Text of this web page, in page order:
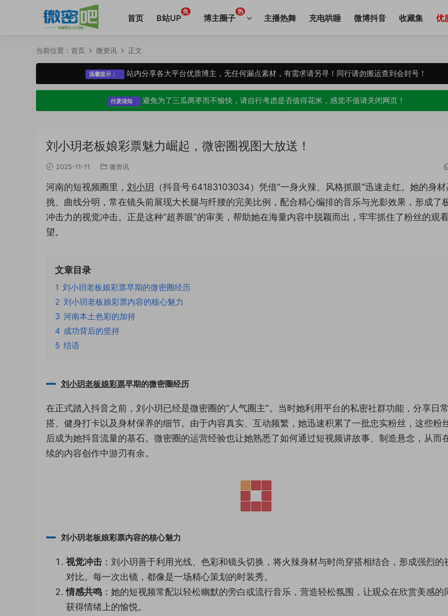
首页 B站UP
免
博主圈子
热
主播热舞 充电哄睡 微博抖音 收藏集 优
当前位置： 首页 微资讯 正文
温馨提示： 站内分享各大平台优质博主，无任何漏点素材，有需求请另寻！同行请勿搬运查到会封号！
付废须知 避免为了三瓜两枣而不愉快，请自行考虑是否值得花米，感觉不值请关闭网页！
刘小玥老板娘彩票魅力崛起，微密圈视图大放送！
2025-11-11 微资讯
河南的短视频圈里， 刘小玥
（抖音号 64183103034）凭借“一身火辣、风格抓眼”迅速走红。她的身材
挑、曲线分明，常在镜头前展现大长腿与纤腰的完美比例，配合精心编排的音乐与光影效果，形成了
冲击力的视觉冲击。正是这种“超养眼”的审美，帮助她在海量内容中脱颖而出，牢牢抓住了粉丝的观
望。
文章目录
1 刘小玥老板娘彩票早期的微密圈经历
2 刘小玥老板娘彩票内容的核心魅力
3 河南本土色彩的加持
4 成功背后的坚持
5 结语
刘小玥老板娘彩票早期的微密圈经历
在正式踏入抖音之前，刘小玥已经是微密圈的“人气圈主”。当时她利用平台的私密社群功能，分享日
搭、健身打卡以及身材保养的细节。由于内容真实、互动频繁，她迅速积累了一批忠实粉丝，这些粉
后成为她抖音流量的基石。微密圈的运营经验也让她熟悉了如何通过短视频讲故事、制造悬念，从而
续的内容创作中游刃有余。
刘小玥老板娘彩票内容的核心魅力
视觉冲击 ：刘小玥善于利用光线、色彩和镜头切换，将火辣身材与时尚穿搭相结合，形成强烈的
对比。每一次出镜，都像是一场精心策划的时装秀。
情感共鸣 ：她的短视频常配以轻松幽默的旁白或流行音乐，营造轻松氛围，让观众在欣赏美感的
获得情绪上的愉悦。